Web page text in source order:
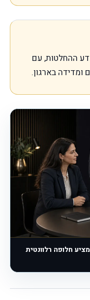
ההחלטות, עם
ומדידה בארגון.
חלופה רלוונטית